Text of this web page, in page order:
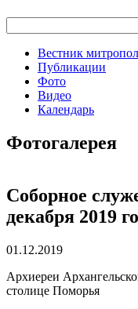
Вестник
Публикации
Фото
Видео
Календарь
Фотогалерея
Соборное
декабря 2019
01.12.2019
Архиереи
столице Поморья